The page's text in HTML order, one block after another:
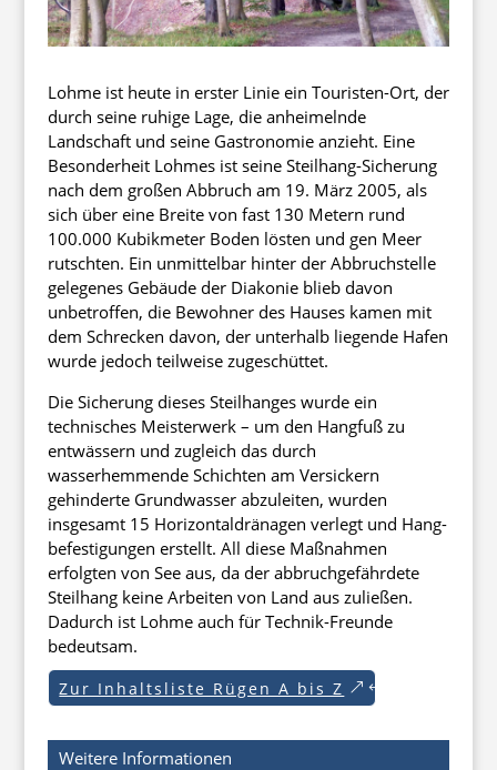
Lohme ist heute in erster Linie ein Touristen-Ort, der
durch seine ruhige Lage, die anheimelnde
Landschaft und seine Gastronomie anzieht. Eine
Besonderheit Lohmes ist seine Steilhang-Sicherung
nach dem großen Abbruch am 19. März 2005, als
sich über eine Breite von fast 130 Metern rund
100.000 Kubikmeter Boden lösten und gen Meer
rutschten. Ein unmittelbar hinter der Abbruchstelle
gelegenes Gebäude der Diakonie blieb davon
unbetroffen, die Bewohner des Hauses kamen mit
dem Schrecken davon, der unterhalb liegende Hafen
wurde jedoch teilweise zugeschüttet.
Die Sicherung dieses Steilhanges wurde ein
technisches Meisterwerk – um den Hangfuß zu
entwässern und zugleich das durch
wasserhemmende Schichten am Versickern
gehinderte Grundwasser abzuleiten, wurden
insgesamt 15 Horizontaldränagen verlegt und Hang-
befestigungen erstellt. All diese Maßnahmen
erfolgten von See aus, da der abbruchgefährdete
Steilhang keine Arbeiten von Land aus zuließen.
Dadurch ist Lohme auch für Technik-Freunde
bedeutsam.
Zur Inhaltsliste Rügen A bis Z
Weitere Informationen